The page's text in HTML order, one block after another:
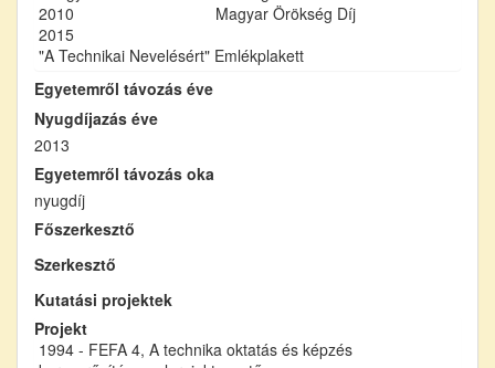
2010
Magyar Örökség Díj
2015
"A Technikai Nevelésért" Emlékplakett
Egyetemről távozás éve
Nyugdíjazás éve
2013
Egyetemről távozás oka
nyugdíj
Főszerkesztő
Szerkesztő
Kutatási projektek
Projekt
1994 - FEFA 4, A technika oktatás és képzés